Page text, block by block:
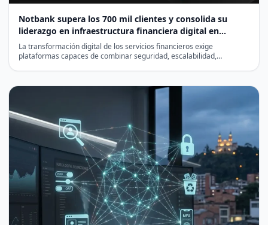
Notbank supera los 700 mil clientes y consolida su
liderazgo en infraestructura financiera digital en
Latinoamérica
La transformación digital de los servicios financieros exige
plataformas capaces de combinar seguridad, escalabilidad,